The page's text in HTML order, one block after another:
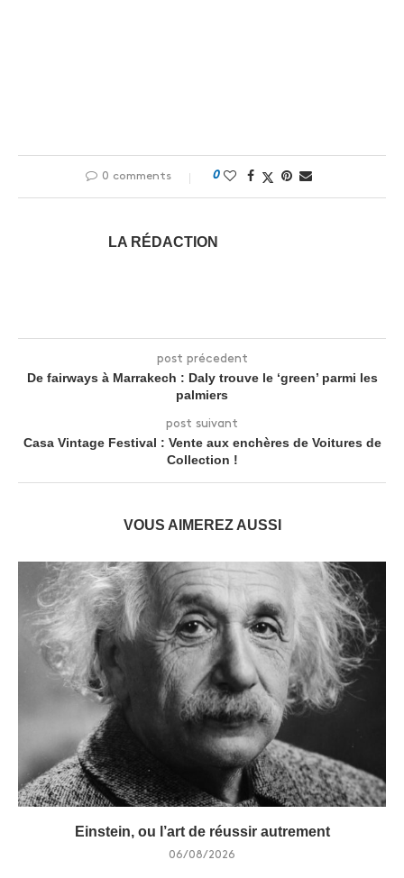
0 comments 0
LA RÉDACTION
post précedent
De fairways à Marrakech : Daly trouve le ‘green’ parmi les
palmiers
post suivant
Casa Vintage Festival : Vente aux enchères de Voitures de
Collection !
VOUS AIMEREZ AUSSI
Einstein, ou l’art de réussir autrement
06/08/2026